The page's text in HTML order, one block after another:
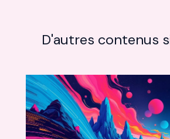
D'autres contenus